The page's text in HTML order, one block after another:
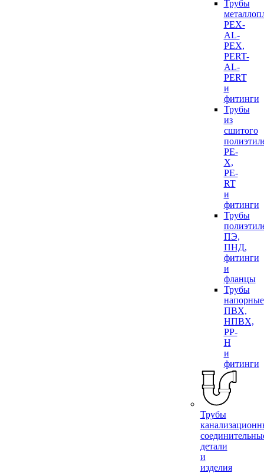
Трубы
PEX-
AL-
PEX,
PERT-
AL-
PERT
и
фитинги
Трубы
из
сшитого
PE-
X,
PE-
RT
и
фитинги
Трубы
ПЭ,
ПНД,
фитинги
и
фланцы
Трубы
напорные
ПВХ,
НПВХ,
PP-
H
и
фитинги
Трубы
детали
и
изделия